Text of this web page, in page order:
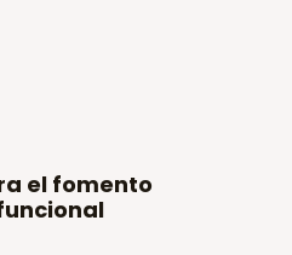
el fomento